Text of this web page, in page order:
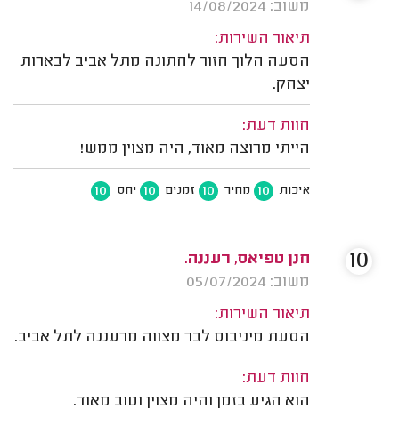
משוב: 14/08/2024
תיאור השירות:
הסעה הלוך חזור לחתונה מתל אביב לבארות
יצחק.
חוות דעת:
הייתי מרוצה מאוד, היה מצוין ממש!
איכות 10 מחיר 10 זמנים 10 יחס 10
חנן טפיאס, רעננה.
משוב: 05/07/2024
תיאור השירות:
הסעת מיניבוס לבר מצווה מרעננה לתל אביב.
חוות דעת:
הוא הגיע בזמן והיה מצוין וטוב מאוד.
10